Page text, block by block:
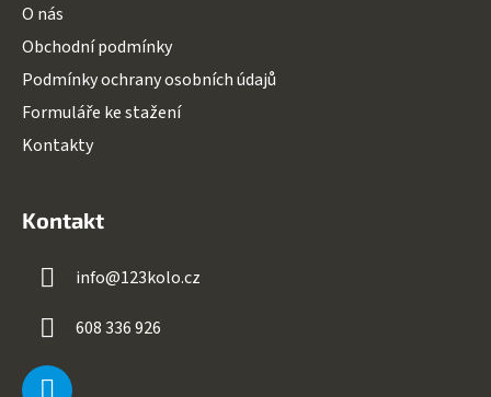
O nás
Obchodní podmínky
Podmínky ochrany osobních údajů
Formuláře ke stažení
Kontakty
Kontakt
info@123kolo.cz
608 336 926